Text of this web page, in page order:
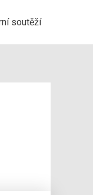
soutěží